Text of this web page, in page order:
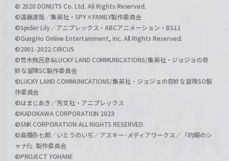
© 2020 DONUTS Co. Ltd. All Rights Reserved.
©遠藤達哉／集英社・SPY×FAMILY製作委員会
©Spider Lily／アニプレックス・ABCアニメーション・BS11
©GungHo Online Entertainment, Inc. All Rights Reserved.
©2001-2022 CIRCUS
©荒木飛呂彦&LUCKY LAND COMMUNICATIONS/集英社・ジョジョの奇
妙な冒険SC製作委員会
©LUCKY LAND COMMUNICATIONS/集英社・ジョジョの奇妙な冒険SO製
作委員会
©はまじあき／芳文社・アニプレックス
©KADOKAWA CORPORATION 2023
©SNK CORPORATION ALL RIGHTS RESERVED.
©高橋弥七郎／いとうのいぢ／アスキー･メディアワークス／『灼眼のシ
ャナF』製作委員会
©PROJECT YOHANE